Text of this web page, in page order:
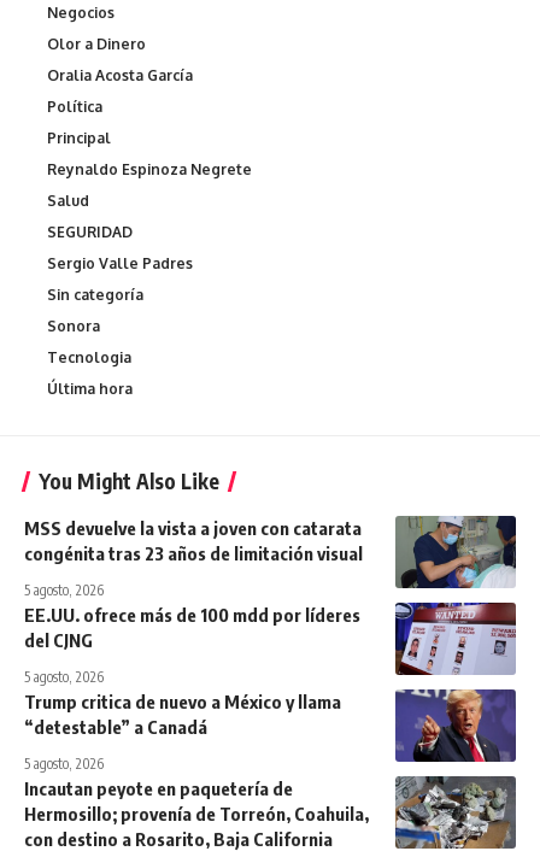
Negocios
Olor a Dinero
Oralia Acosta García
Política
Principal
Reynaldo Espinoza Negrete
Salud
SEGURIDAD
Sergio Valle Padres
Sin categoría
Sonora
Tecnologia
Última hora
You Might Also Like
MSS devuelve la vista a joven con catarata
congénita tras 23 años de limitación visual
5 agosto, 2026
EE.UU. ofrece más de 100 mdd por líderes
del CJNG
5 agosto, 2026
Trump critica de nuevo a México y llama
“detestable” a Canadá
5 agosto, 2026
Incautan peyote en paquetería de
Hermosillo; provenía de Torreón, Coahuila,
con destino a Rosarito, Baja California